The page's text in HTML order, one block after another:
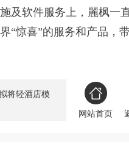
及软件服务上，麗枫一
“惊喜”的服务和产品，
将轻酒店模
网站首页